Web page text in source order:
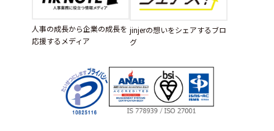
人事の成長から企業の成長を
応援するメディア
jinjerの想いをシェアするブロ
グ